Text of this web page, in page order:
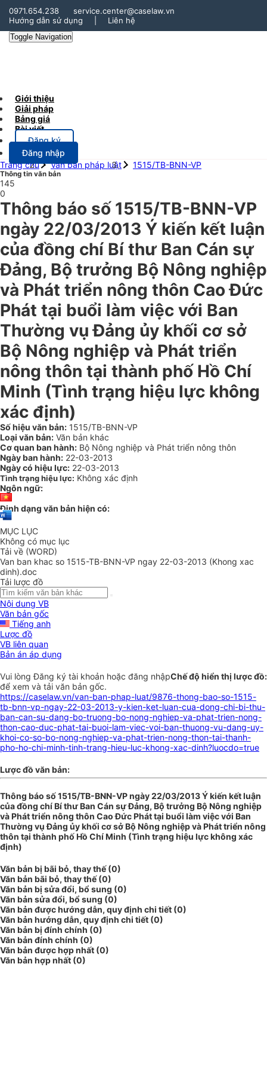
0971.654.238
service.center@caselaw.vn
Hướng dẫn sử dụng
Liên hệ
Toggle Navigation
Giới thiệu
Giải pháp
Bảng giá
Bài viết
Đăng ký
Đăng nhập
Trang chủ
Văn bản pháp luật 1515/TB-BNN-VP
Thông tin văn bản
145
0
Thông báo số 1515/TB-BNN-VP
ngày 22/03/2013 Ý kiến kết luận
của đồng chí Bí thư Ban Cán sự
Đảng, Bộ trưởng Bộ Nông nghiệp
và Phát triển nông thôn Cao Đức
Phát tại buổi làm việc với Ban
Thường vụ Đảng ủy khối cơ sở
Bộ Nông nghiệp và Phát triển
nông thôn tại thành phố Hồ Chí
Minh (Tình trạng hiệu lực không
xác định)
Số hiệu văn bản: 1515/TB-BNN-VP
Loại văn bản: Văn bản khác
Cơ quan ban hành: Bộ Nông nghiệp và Phát triển nông thôn
Ngày ban hành: 22-03-2013
Ngày có hiệu lực: 22-03-2013
Tình trạng hiệu lực: Không xác định
Ngôn ngữ:
Định dạng văn bản hiện có:
MỤC LỤC
Không có mục lục
Tải về (WORD)
Van ban khac so 1515-TB-BNN-VP ngay 22-03-2013 (Khong xac
dinh).doc
Tải lược đồ
Nội dung VB
Văn bản gốc
Tiếng anh
Lược đồ
VB liên quan
Bản án áp dụng
Chế độ hiển thị lược đồ:
Vui lòngĐăng ký tài khoản hoặc đăng nhập
để xem và tải văn bản gốc.
https://caselaw.vn/van-ban-phap-luat/9876-thong-bao-so-1515-
tb-bnn-vp-ngay-22-03-2013-y-kien-ket-luan-cua-dong-chi-bi-thu-
ban-can-su-dang-bo-truong-bo-nong-nghiep-va-phat-trien-nong-
thon-cao-duc-phat-tai-buoi-lam-viec-voi-ban-thuong-vu-dang-uy-
khoi-co-so-bo-nong-nghiep-va-phat-trien-nong-thon-tai-thanh-
pho-ho-chi-minh-tinh-trang-hieu-luc-khong-xac-dinh?luocdo=true
Lược đồ văn bản:
Thông báo số 1515/TB-BNN-VP ngày 22/03/2013 Ý kiến kết luận
của đồng chí Bí thư Ban Cán sự Đảng, Bộ trưởng Bộ Nông nghiệp
và Phát triển nông thôn Cao Đức Phát tại buổi làm việc với Ban
Thường vụ Đảng ủy khối cơ sở Bộ Nông nghiệp và Phát triển nông
thôn tại thành phố Hồ Chí Minh (Tình trạng hiệu lực không xác
định)
Văn bản bị bãi bỏ, thay thế (0)
Văn bản bãi bỏ, thay thế (0)
Văn bản bị sửa đổi, bổ sung (0)
Văn bản sửa đổi, bổ sung (0)
Văn bản được hướng dẫn, quy định chi tiết (0)
Văn bản hướng dẫn, quy định chi tiết (0)
Văn bản bị đính chính (0)
Văn bản đính chính (0)
Văn bản được hợp nhất (0)
Văn bản hợp nhất (0)